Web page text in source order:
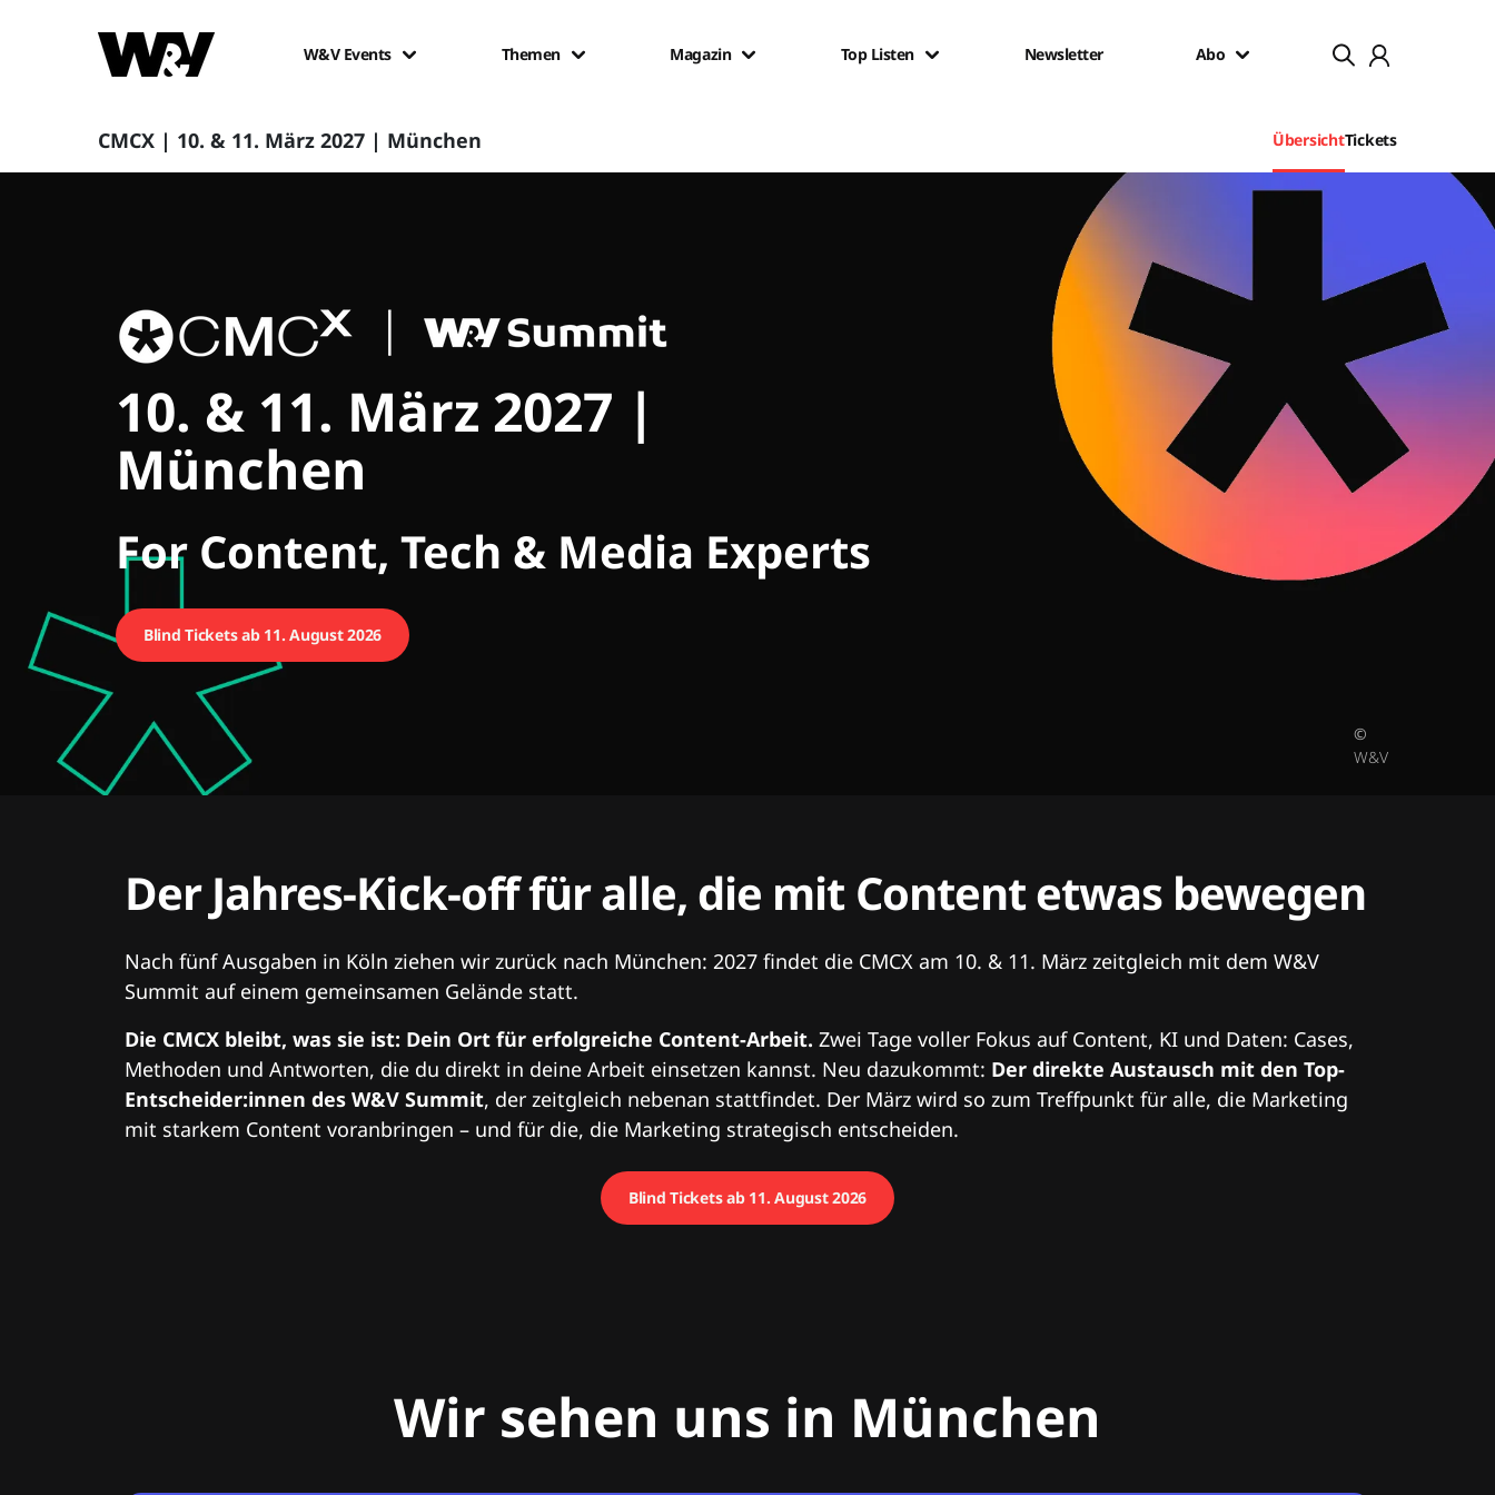
W&V Events Themen Magazin Top Listen Newsletter Abo
CMCX | 10. & 11. März 2027 | München ÜbersichtTickets
CMCX
10. & 11. März 2027 |
München
For Content, Tech & Media Experts
Blind Tickets ab 11. August 2026
©
W&V
Der Jahres-Kick-off für alle, die mit Content etwas bewegen
Nach fünf Ausgaben in Köln ziehen wir zurück nach München: 2027 findet die CMCX am 10. & 11. März zeitgleich mit dem W&V
Summit auf einem gemeinsamen Gelände statt.
Die CMCX bleibt, was sie ist: Dein Ort für erfolgreiche Content-Arbeit. Zwei Tage voller Fokus auf Content, KI und Daten: Cases,
Methoden und Antworten, die du direkt in deine Arbeit einsetzen kannst. Neu dazukommt: Der direkte Austausch mit den Top-
Entscheider:innen des W&V Summit, der zeitgleich nebenan stattfindet. Der März wird so zum Treffpunkt für alle, die Marketing
mit starkem Content voranbringen – und für die, die Marketing strategisch entscheiden.
Blind Tickets ab 11. August 2026
Wir sehen uns in München